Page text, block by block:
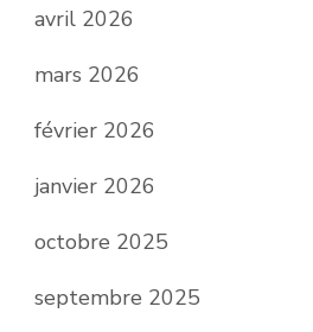
avril 2026
mars 2026
février 2026
janvier 2026
octobre 2025
septembre 2025